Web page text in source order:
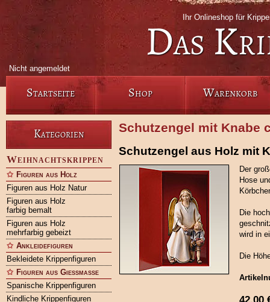
Ihr Onlineshop für
Das
Nicht angemeldet
Startseite Shop Warenkorb
Kategorien
Weihnachtskrippen
Figuren aus Holz
Figuren aus Holz Natur
Figuren aus Holz
farbig bemalt
Figuren aus Holz
mehrfarbig gebeizt
Ankleidefiguren
Bekleidete Krippenfiguren
Figuren aus Gießmasse
Spanische Krippenfiguren
Kindliche Krippenfiguren
Schutzengel mit Knabe
Schutzengel aus Holz mit
Der
Hose
Die
wird in
Die
42,00